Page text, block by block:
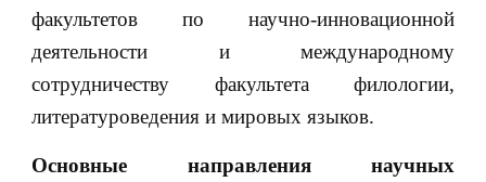
факультетов по научно-инновационной
деятельности и международному
сотрудничеству факультета филологии,
литературоведения и мировых языков.
Основные направления научных